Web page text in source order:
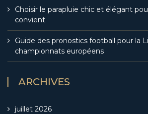
Choisir le parapluie chic et élégant
convient
Guide des pronostics football pour la
championnats européens
ARCHIVES
juillet 2026